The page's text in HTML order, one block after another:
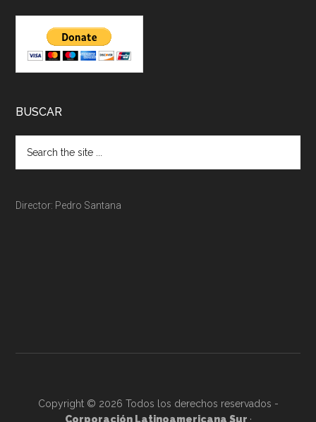
BUSCAR
Director: Pedro Santana
Copyright © 2026 Todos los derechos reservados -
Corporación Latinoamericana Sur ·